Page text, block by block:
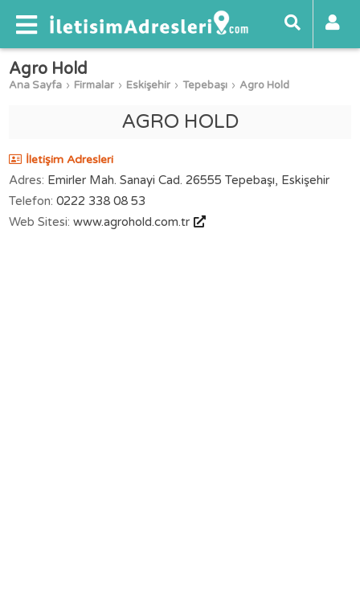
Agro Hold
Ana Sayfa Firmalar Eskişehir Tepebaşı Agro Hold
AGRO HOLD
İletişim Adresleri
Adres: Emirler Mah. Sanayi Cad. 26555 Tepebaşı, Eskişehir
Telefon: 0222 338 08 53
Web Sitesi: www.agrohold.com.tr